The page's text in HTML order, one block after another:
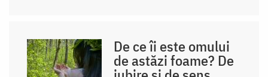
De ce îi este omului
de astăzi foame? De